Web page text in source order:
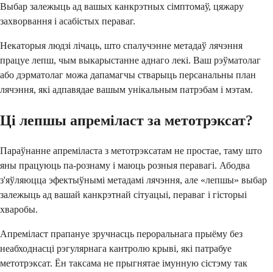
Выбар залежыць ад вашых канкрэтных сімптомаў, цяжару
захворвання і асабістых пераваг.
Некаторыя людзі лічаць, што спалучэнне метадаў лячэння
працуе лепш, чым выкарыстанне аднаго лекі. Ваш рэўматолаг
або дэрматолаг можа дапамагчы стварыць персанальны план
лячэння, які адпавядае вашым унікальным патрэбам і мэтам.
Ці лепшы апреміласт за метотрэксат?
Параўнанне апреміласта з метотрэксатам не простае, таму што
яны працуюць па-рознаму і маюць розныя перавагі. Абодва
з'яўляюцца эфектыўнымі метадамі лячэння, але «лепшы» выбар
залежыць ад вашай канкрэтнай сітуацыі, пераваг і гісторыі
хваробы.
Апреміласт прапануе зручнасць пероральнага прыёму без
неабходнасці рэгулярнага кантролю крыві, які патрабуе
метотрэксат. Ён таксама не прыгнятае імунную сістэму так